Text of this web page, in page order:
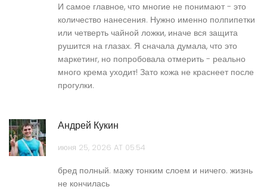
И самое главное, что многие не понимают - это
количество нанесения. Нужно именно полпипетки
или четверть чайной ложки, иначе вся защита
рушится на глазах. Я сначала думала, что это
маркетинг, но попробовала отмерить - реально
много крема уходит! Зато кожа не краснеет после
прогулки.
Андрей Кукин
июня 25, 2026 AT 05:54
бред полный. мажу тонким слоем и ничего. жизнь
не кончилась